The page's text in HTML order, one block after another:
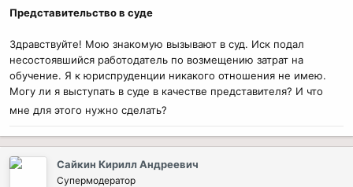
Представительство в суде
Здравствуйте! Мою знакомую вызывают в суд. Иск подал
несостоявшийся работодатель по возмещению затрат на
обучение. Я к юриспруденции никакого отношения не имею.
Могу ли я выступать в суде в качестве представителя? И что
мне для этого нужно сделать?
Сайкин Кирилл Андреевич
Супермодератор